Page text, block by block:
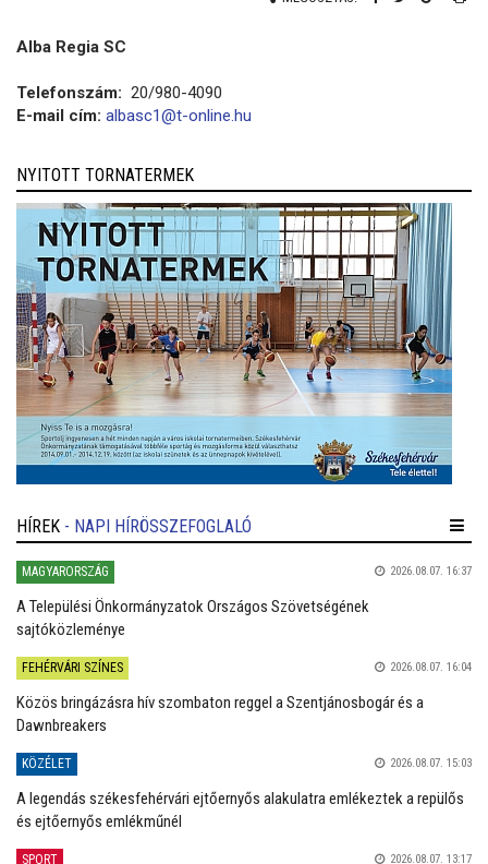
Alba Regia SC
Telefonszám: 20/980-4090
E-mail cím: albasc1@t-online.hu
NYITOTT TORNATERMEK
HÍREK - NAPI HÍRÖSSZEFOGLALÓ
MAGYARORSZÁG 2026.08.07. 16:37
A Települési Önkormányzatok Országos Szövetségének
sajtóközleménye
FEHÉRVÁRI SZÍNES 2026.08.07. 16:04
Közös bringázásra hív szombaton reggel a Szentjánosbogár és a
Dawnbreakers
KÖZÉLET 2026.08.07. 15:03
A legendás székesfehérvári ejtőernyős alakulatra emlékeztek a repülős
és ejtőernyős emlékműnél
SPORT 2026.08.07. 13:17